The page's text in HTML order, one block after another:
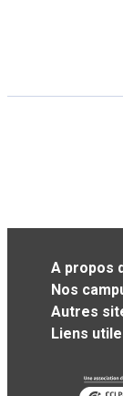
A propos
Nos
Autres
Liens